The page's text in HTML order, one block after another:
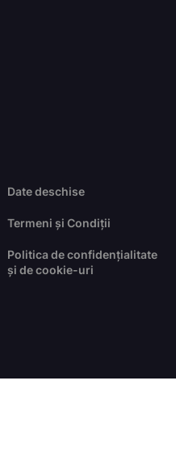
Date deschise
Termeni și Condiții
Politica de confidențialitate
și de cookie-uri